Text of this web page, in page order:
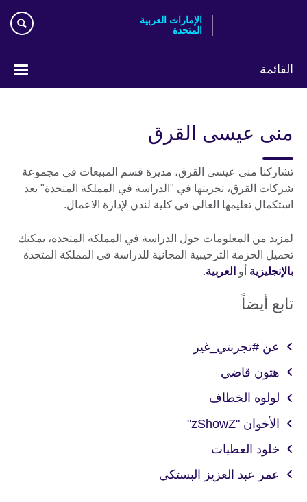
الإمارات العربية
المتحدة
القائمة
منى عيسى القرق
تشاركنا منى عيسى القرق، مديرة قسم المبيعات في مجموعة
شركات القرق، تجربتها في "الدراسة في المملكة المتحدة" بعد
استكمال تعليمها العالي في كلية لندن لإدارة الاعمال.
لمزيد من المعلومات حول الدراسة في المملكة المتحدة، يمكنك
تحميل الحزمة الترحيبية المجانية للدراسة في المملكة المتحدة
بالإنجليزية أو العربية.
تابع أيضاً
عن #تجربتي_غير
هتون قاضي
لولوه الخطاف
الأخوان "zShowZ"
خلود العطيات
عمر عبد العزيز البستكي